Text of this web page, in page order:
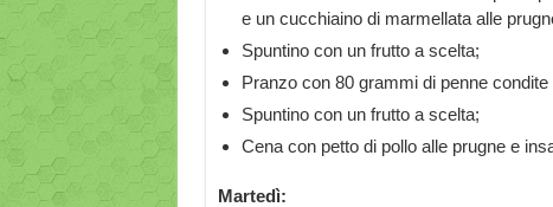
e un cucchiaino di marmellata alle
Spuntino con un frutto a scelta;
Pranzo con 80 grammi di penne
Spuntino con un frutto a scelta;
Cena con petto di pollo alle prugne e
Martedì: